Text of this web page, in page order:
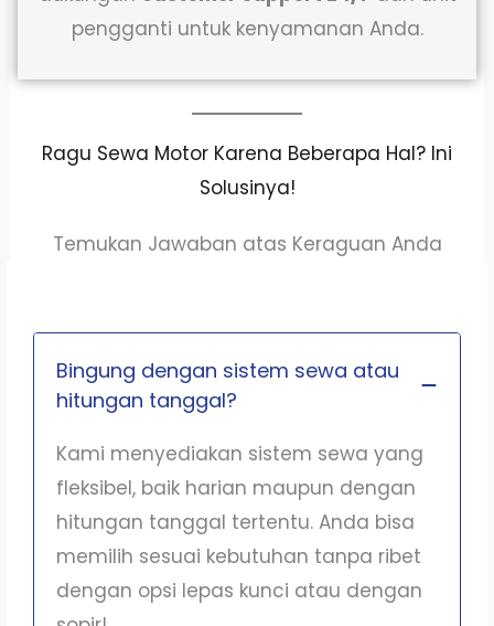
pengganti untuk kenyamanan Anda.
Ragu Sewa Motor Karena Beberapa Hal? Ini
Solusinya!
Temukan Jawaban atas Keraguan Anda
Bingung dengan sistem sewa atau
hitungan tanggal?
Kami menyediakan sistem sewa yang
fleksibel, baik harian maupun dengan
hitungan tanggal tertentu. Anda bisa
memilih sesuai kebutuhan tanpa ribet
dengan opsi lepas kunci atau dengan